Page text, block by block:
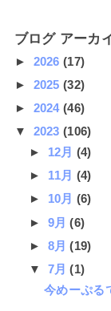
ブログ アーカ
► 2026(17)
► 2025(32)
► 2024(46)
▼ 2023(106)
► 12月 (4)
► 11月 (4)
► 10月 (6)
► 9月(6)
► 8月(19)
▼ 7月(1)
今めーぷる